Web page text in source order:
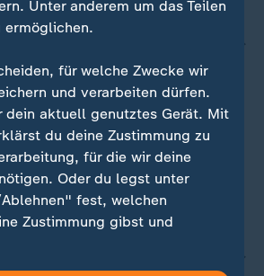
Videos
Unter anderem um das Teilen
für welche Zwecke wir
und verarbeiten dürfen.
dein aktuell genutztes Gerät. Mit
du deine Zustimmung zu
für die wir deine
Oder du legst unter
fest, welchen
Zustimmung gibst und